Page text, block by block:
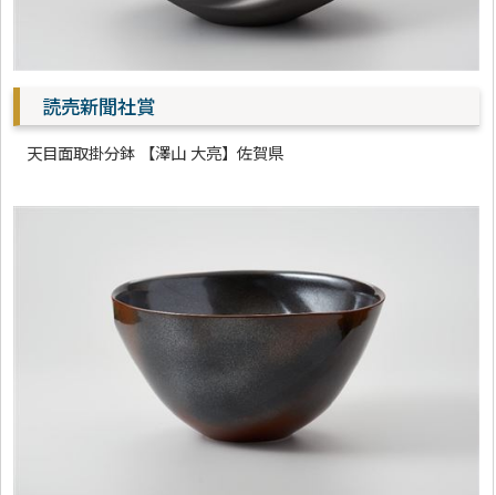
読売新聞社賞
天目面取掛分鉢 【澤山 大亮】佐賀県